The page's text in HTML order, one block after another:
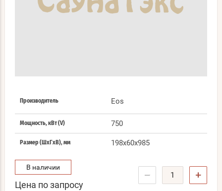
Производитель Eos
Мощность, кВт (V) 750
Размер (ШхГхВ), мм 198x60x985
В наличии
Цена по запросу
− +